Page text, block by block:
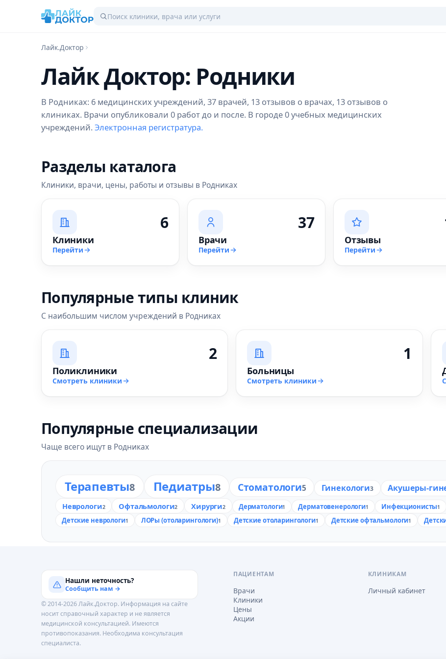
Лайк.Доктор
Лайк Доктор: Родники
В Родниках: 6 медицинских учреждений, 37 врачей, 13 отзывов о врачах, 13 отзывов о
клиниках. Врачи опубликовали 0 работ до и после. В городе 0 учебных медицинских
учреждений. Электронная регистратура.
Разделы каталога
Клиники, врачи, цены, работы и отзывы в Родниках
6
Клиники
Перейти
37
Врачи
Перейти
Отзывы
Перейти
Популярные типы клиник
С наибольшим числом учреждений в Родниках
2
Поликлиники
Смотреть клиники
1
Больницы
Смотреть клиники
Популярные специализации
Чаще всего ищут в Родниках
Терапевты8 Педиатры8 Стоматологи5 Гинекологи3 Акушеры-
Неврологи2 Офтальмологи2 Хирурги2 Дерматологи1 Дерматовенерологи1 Инфекционисты1
Детские неврологи1 ЛОРы (отоларингологи)1 Детские отоларингологи1 Детские офтальмологи1
Нашли неточность?
Сообщить нам →
© 2014-2026 Лайк.Доктор. Информация на сайте
носит справочный характер и не является
медицинской консультацией. Имеются
противопоказания. Необходима консультация
специалиста.
ПАЦИЕНТАМ
Врачи
Клиники
Цены
Акции
КЛИНИКАМ
Личный кабинет